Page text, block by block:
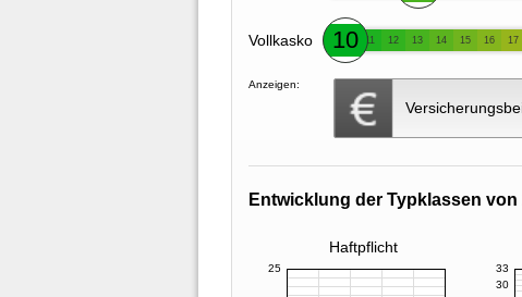
Vollkasko 10 11 12 13 14 15 16 17
Anzeigen:
Entwicklung der Typklassen von
Haftpflicht
25
30
33